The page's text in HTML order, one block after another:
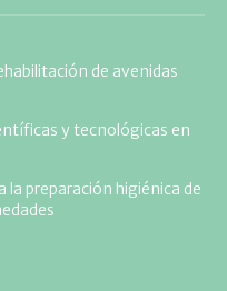
de avenidas
y tecnológicas en
la preparación higiénica de